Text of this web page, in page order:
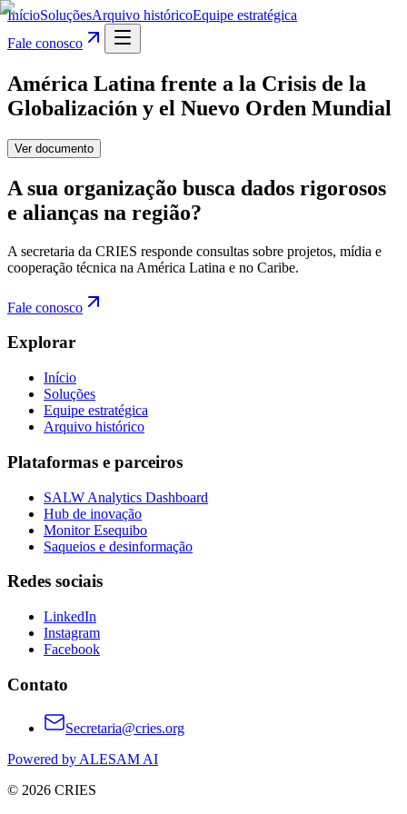
InícioSoluçõesArquivo históricoEquipe estratégica
Fale conosco
América Latina frente a la Crisis de la
Globalización y el Nuevo Orden Mundial
Ver documento
A sua organização busca dados rigorosos
e alianças na região?
A secretaria da CRIES responde consultas sobre projetos, mídia e
cooperação técnica na América Latina e no Caribe.
Fale conosco
Explorar
Início
Soluções
Equipe estratégica
Arquivo histórico
Plataformas e parceiros
SALW Analytics Dashboard
Hub de inovação
Monitor Esequibo
Saqueios e desinformação
Redes sociais
LinkedIn
Instagram
Facebook
Contato
Secretaria@cries.org
Powered by ALESAM AI
© 2026 CRIES